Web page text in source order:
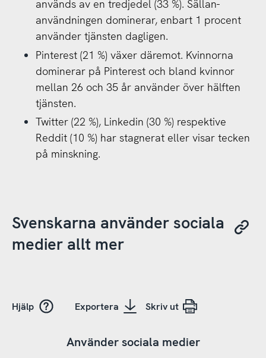
används av en tredjedel (33 %). Sällan-
användningen dominerar, enbart 1 procent
använder tjänsten dagligen.
Pinterest (21 %) växer däremot. Kvinnorna
dominerar på Pinterest och bland kvinnor
mellan 26 och 35 år använder över hälften
tjänsten.
Twitter (22 %), Linkedin (30 %) respektive
Reddit (10 %) har stagnerat eller visar tecken
på minskning.
Svenskarna använder sociala
medier allt mer
Hjälp Exportera Skriv ut
Använder sociala medier